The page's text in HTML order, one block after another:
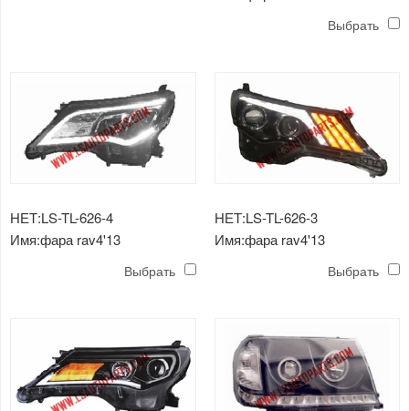
Выбрать
НЕТ:LS-TL-626-4
Имя:фара rav4'13
Выбрать
НЕТ:LS-TL-626-3
Имя:фара rav4'13
Выбрать